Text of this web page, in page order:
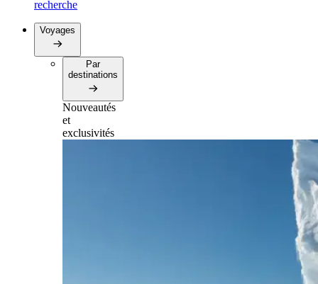
recherche
Voyages
Par
destinations
Nouveautés
et
exclusivités